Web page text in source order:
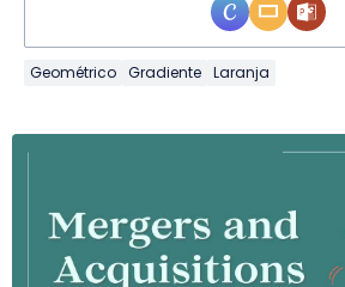
Geométrico Gradiente Laranja